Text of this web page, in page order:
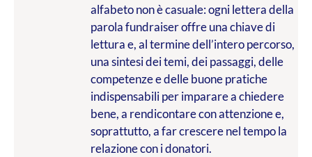
alfabeto non è casuale: ogni lettera della
parola fundraiser offre una chiave di
lettura e, al termine dell’intero percorso,
una sintesi dei temi, dei passaggi, delle
competenze e delle buone pratiche
indispensabili per imparare a chiedere
bene, a rendicontare con attenzione e,
soprattutto, a far crescere nel tempo la
relazione con i donatori.